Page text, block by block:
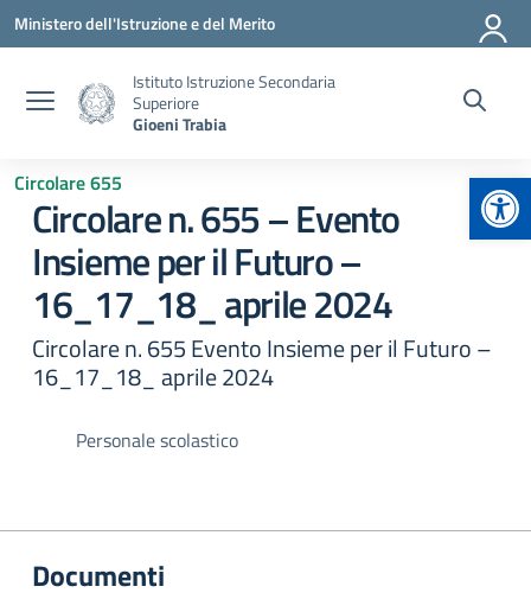
Vai ai contenuti
Vai al menu di navigazione
Vai al footer
Ministero dell'Istruzione e del Merito
Istituto Istruzione Secondaria
Superiore
Gioeni Trabia
Circolare 655
Circolare n. 655 – Evento
Insieme per il Futuro –
16_17_18_ aprile 2024
Circolare n. 655 Evento Insieme per il Futuro –
16_17_18_ aprile 2024
Personale scolastico
Documenti